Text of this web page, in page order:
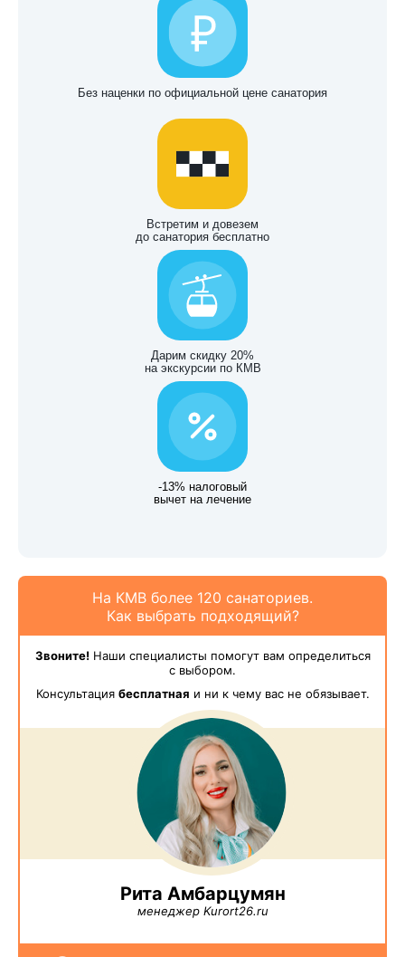
Без наценки по официальной цене санатория
Встретим и довезем
до санатория бесплатно
Дарим скидку 20%
на экскурсии по КМВ
-13% налоговый
вычет на лечение
На КМВ более 120 санаториев.
Как выбрать подходящий?
Звоните!Наши специалисты помогут вам определиться
с выбором.
Консультация бесплатная и ни к чему вас не обязывает.
Рита Амбарцумян
менеджер Kurort26.ru